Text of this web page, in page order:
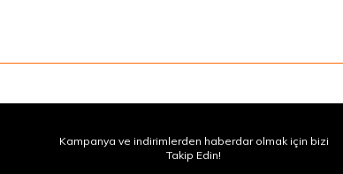
Kampanya ve indirimlerden haberdar olmak için bizi
Takip Edin!